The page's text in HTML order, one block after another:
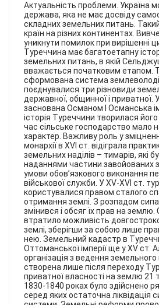
Актуальність проблеми. Україна
держава, яка не має досвіду
складних земельних питань.
країн на різних континентах.
уникнути помилок при вирішенні
Туреччина має багатоетапну
земельних питань, в якій
вважається початковим етапом.
сформована система
поєднувалися три різновиди
державної, общинної і приватної.
заснована Османом I Османська
історія Туреччини творилася
час сільське господарство мало
характер. Важливу роль у
монархії в ХVI ст. відіграла
земельних наділів – тимарів, які
наданнями частини завойованих
умови обов’язкового виконання
військової служби. У XV-XVI ст.
користувалися правом сталого
отримання землі. З розпадом
змінився і обсяг їх прав на
втратило можливість
землі, зберігши за собою лише
нею. Земельний кадастр в
Оттоманської імперії ще у XV ст.
організація з ведення
створена лише після переходу
приватної власності на землю 21
1830-1840 роках було здійснено
серед яких остаточна ліквідація